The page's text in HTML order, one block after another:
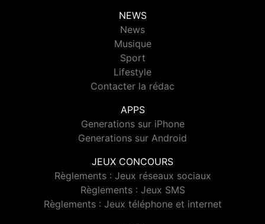
NEWS
News
Musique
Sport
Lifestyle
Contacter la rédac
APPS
Generations sur iPhone
Generations sur Android
JEUX CONCOURS
Règlements : Jeux réseaux sociaux
Règlements : Jeux SMS
Règlements : Jeux téléphone et internet